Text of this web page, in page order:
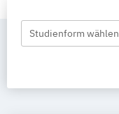
Studienform wählen